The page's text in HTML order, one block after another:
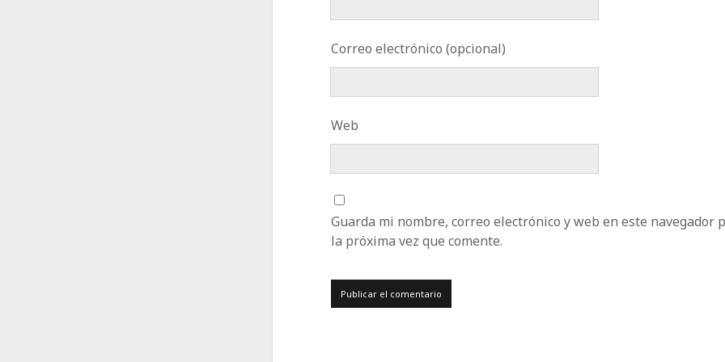
Correo electrónico (opcional)
Web
Guarda mi nombre, correo electrónico y web en este navegador
la próxima vez que comente.